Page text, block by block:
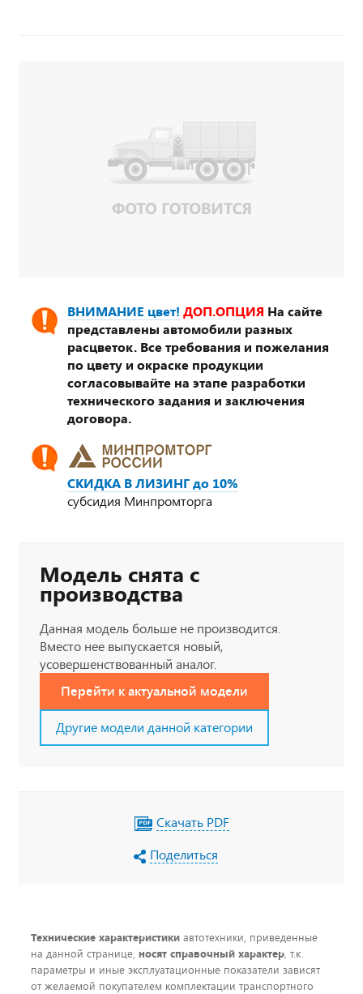
ВНИМАНИЕ цвет! ДОП.ОПЦИЯ На сайте
представлены автомобили разных
расцветок. Все требования и пожелания
по цвету и окраске продукции
согласовывайте на этапе разработки
технического задания и заключения
договора.
СКИДКА В ЛИЗИНГ до 10%
субсидия Минпромторга
Модель снята с
производства
Данная модель больше не производится.
Вместо нее выпускается новый,
усовершенствованный аналог.
Перейти к актуальной модели
Другие модели данной категории
Скачать PDF
Поделиться
Технические характеристики автотехники, приведенные
на данной странице, носят справочный характер, т.к.
параметры и иные эксплуатационные показатели зависят
от желаемой покупателем комплектации транспортного